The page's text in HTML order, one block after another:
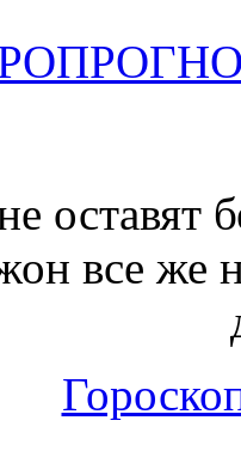
оставят
все же